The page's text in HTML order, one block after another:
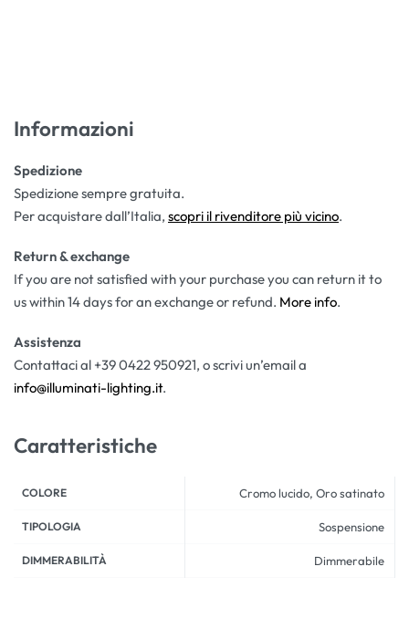
Informazioni
Spedizione
Spedizione sempre gratuita.
Per acquistare dall’Italia, scopri il rivenditore più vicino.
Return & exchange
If you are not satisfied with your purchase you can return it to
us within 14 days for an exchange or refund. More info.
Assistenza
Contattaci al +39 0422 950921, o scrivi un’email a
info@illuminati-lighting.it.
Caratteristiche
COLORE Cromo lucido, Oro satinato
TIPOLOGIA Sospensione
DIMMERABILITÀ Dimmerabile